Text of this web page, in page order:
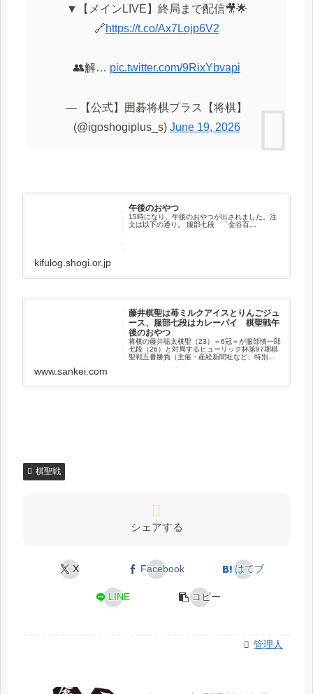
▼【メインLIVE】終局まで配信🎥🌟
🔗https://t.co/Ax7Lojp6V2
👥解… pic.twitter.com/9RixYbvapi
— 【公式】囲碁将棋プラス【将棋】
(@igoshogiplus_s) June 19, 2026
午後のおやつ
15時になり、午後のおやつが出されました。注
文は以下の通り。 服部七段 「金谷百…
kifulog.shogi.or.jp
藤井棋聖は苺ミルクアイスとりんごジュ
ース、服部七段はカレーパイ 棋聖戦午
後のおやつ
将棋の藤井聡太棋聖（23）＝6冠＝が服部慎一郎
七段（26）と対局するヒューリック杯第97期棋
聖戦五番勝負（主催・産経新聞社など、特別協
www.sankei.com
棋聖戦
シェアする
X Facebook はてブ
LINE コピー
管理人